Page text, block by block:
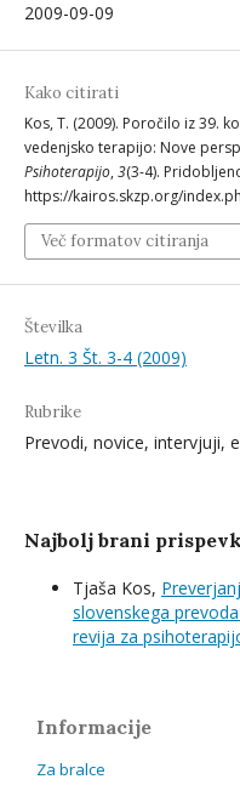
2009-09-09
Kako citirati
Kos, T. (2009). Poročilo iz 39.
vedenjsko terapijo: Nove
Psihoterapijo, 3(3-4).
https://kairos.skzp.org/
Več formatov citiranja
Številka
Letn. 3 Št. 3-4 (2009)
Rubrike
Prevodi, novice, intervjuji,
Najbolj brani
Tjaša Kos,
slovenskega
revija za
Informacije
Za bralce